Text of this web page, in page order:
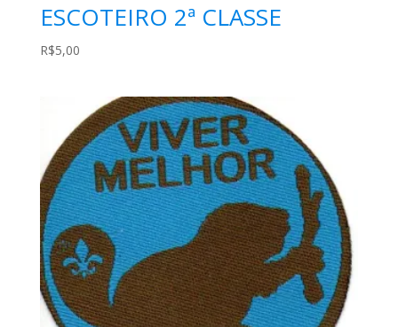
ESCOTEIRO 2ª CLASSE
R$5,00